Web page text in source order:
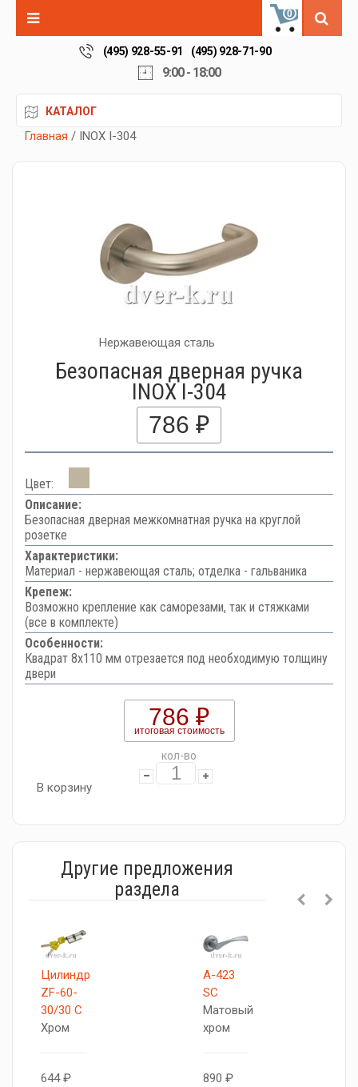
0
(495) 928-55-91 (495) 928-71-90
9:00 - 18:00
КАТАЛОГ
Главная / INOX I-304
Нержавеющая сталь
Безопасная дверная ручка
INOX I-304
786 ₽
Цвет:
Описание:
Безопасная дверная межкомнатная ручка на круглой
розетке
Характеристики:
Материал - нержавеющая сталь; отделка - гальваника
Крепеж:
Возможно крепление как саморезами, так и стяжками
(все в комплекте)
Особенности:
Квадрат 8х110 мм отрезается под необходимую толщину
двери
786 ₽
итоговая стоимость
кол-во
В корзину
Другие предложения
раздела
Цилиндр
ZF-60-
30/30 C
Хром
644 ₽
A-423
SC
Матовый
хром
890 ₽